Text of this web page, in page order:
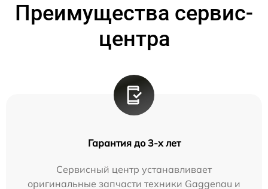
Преимущества сервис-
центра
Гарантия до 3-х лет
Сервисный центр устанавливает
оригинальные запчасти техники Gaggenau и